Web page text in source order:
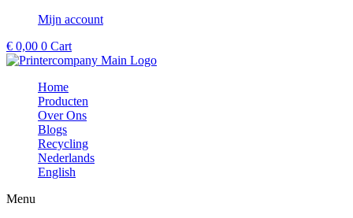
Mijn account
€ 0,00 0 Cart
Home
Producten
Over Ons
Blogs
Recycling
Nederlands
English
Menu